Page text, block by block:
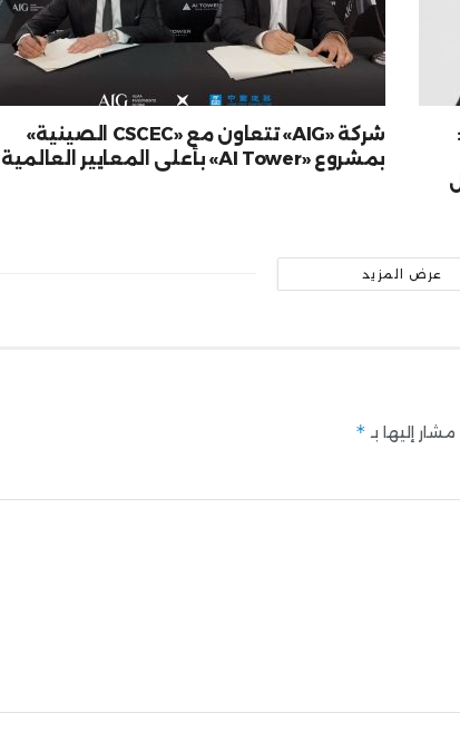
الرئيس التنفيذي ل LARZ Developments:
شركة «AIG» تتعاون مع «CSCEC الصينية»
بمشروع «AI Tower» بأعلى المعايير العالمية
عرض المزيد
إليها بـ *